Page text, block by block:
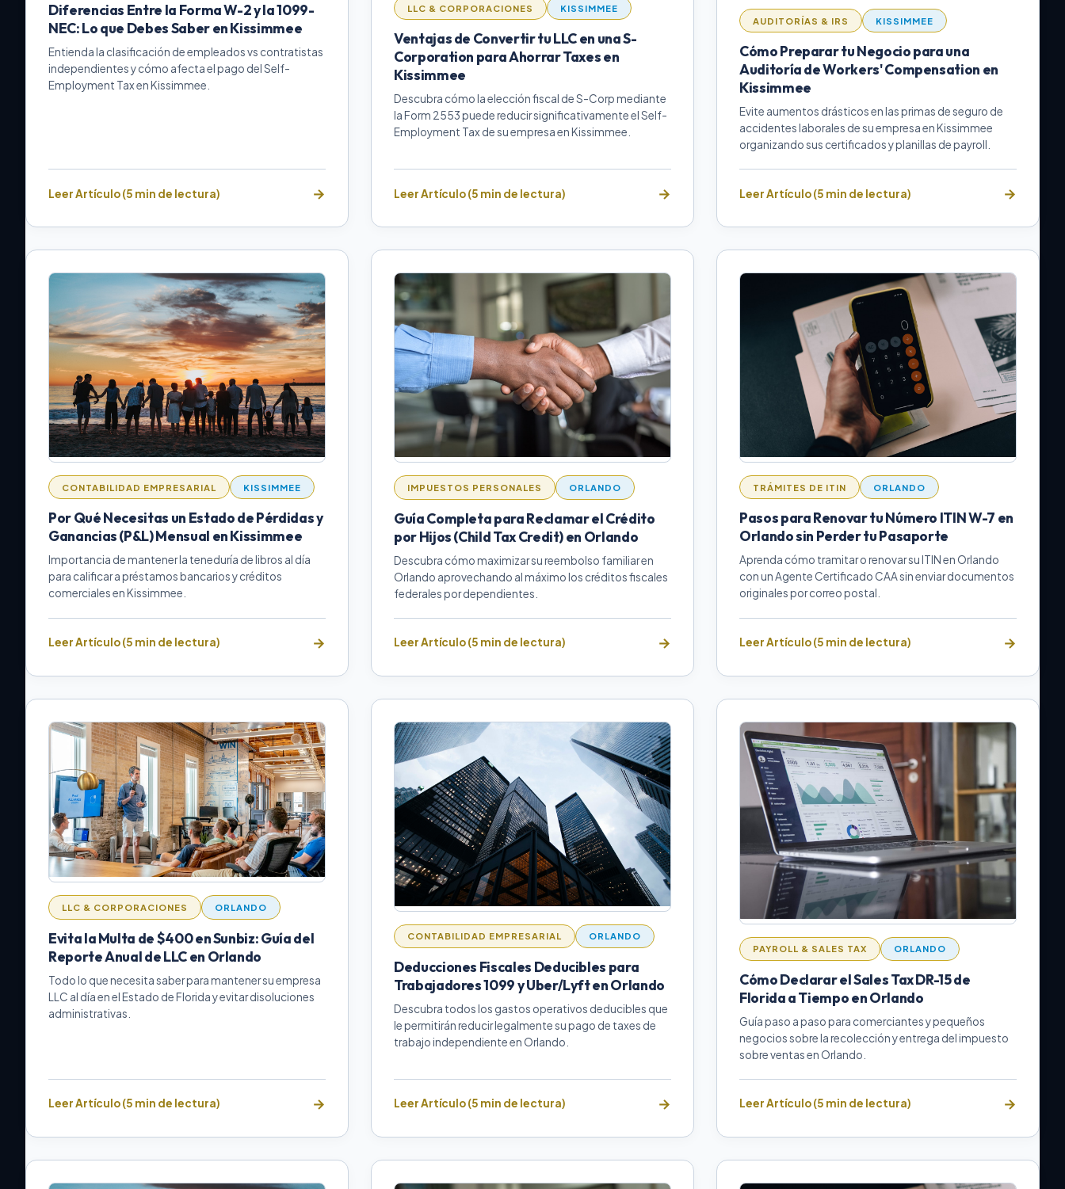
Diferencias Entre la Forma W-2 y la 1099-
NEC: Lo que Debes Saber en Kissimmee
Entienda la clasificación de empleados vs contratistas
independientes y cómo afecta el pago del Self-
Employment Tax en Kissimmee.
Leer Artículo (5 min de lectura)
LLC & CORPORACIONES KISSIMMEE
Ventajas de Convertir tu LLC en una S-
Corporation para Ahorrar Taxes en
Kissimmee
Descubra cómo la elección fiscal de S-Corp mediante
la Form 2553 puede reducir significativamente el Self-
Employment Tax de su empresa en Kissimmee.
Leer Artículo (5 min de lectura)
AUDITORÍAS & IRS KISSIMMEE
Cómo Preparar tu Negocio para una
Auditoría de Workers' Compensation en
Kissimmee
Evite aumentos drásticos en las primas de seguro de
accidentes laborales de su empresa en Kissimmee
organizando sus certificados y planillas de payroll.
Leer Artículo (5 min de lectura)
CONTABILIDAD EMPRESARIAL KISSIMMEE
Por Qué Necesitas un Estado de Pérdidas y
Ganancias (P&L) Mensual en Kissimmee
Importancia de mantener la teneduría de libros al día
para calificar a préstamos bancarios y créditos
comerciales en Kissimmee.
Leer Artículo (5 min de lectura)
IMPUESTOS PERSONALES ORLANDO
Guía Completa para Reclamar el Crédito
por Hijos (Child Tax Credit) en Orlando
Descubra cómo maximizar su reembolso familiar en
Orlando aprovechando al máximo los créditos fiscales
federales por dependientes.
Leer Artículo (5 min de lectura)
TRÁMITES DE ITIN ORLANDO
Pasos para Renovar tu Número ITIN W-7 en
Orlando sin Perder tu Pasaporte
Aprenda cómo tramitar o renovar su ITIN en Orlando
con un Agente Certificado CAA sin enviar documentos
originales por correo postal.
Leer Artículo (5 min de lectura)
LLC & CORPORACIONES ORLANDO
Evita la Multa de $400 en Sunbiz: Guía del
Reporte Anual de LLC en Orlando
Todo lo que necesita saber para mantener su empresa
LLC al día en el Estado de Florida y evitar disoluciones
administrativas.
Leer Artículo (5 min de lectura)
CONTABILIDAD EMPRESARIAL ORLANDO
Deducciones Fiscales Deducibles para
Trabajadores 1099 y Uber/Lyft en Orlando
Descubra todos los gastos operativos deducibles que
le permitirán reducir legalmente su pago de taxes de
trabajo independiente en Orlando.
Leer Artículo (5 min de lectura)
PAYROLL & SALES TAX ORLANDO
Cómo Declarar el Sales Tax DR-15 de
Florida a Tiempo en Orlando
Guía paso a paso para comerciantes y pequeños
negocios sobre la recolección y entrega del impuesto
sobre ventas en Orlando.
Leer Artículo (5 min de lectura)